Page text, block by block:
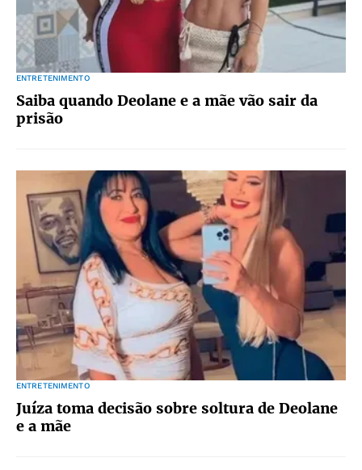
ENTRETENIMENTO
Saiba quando Deolane e a mãe vão sair da
prisão
ENTRETENIMENTO
Juíza toma decisão sobre soltura de Deolane
e a mãe